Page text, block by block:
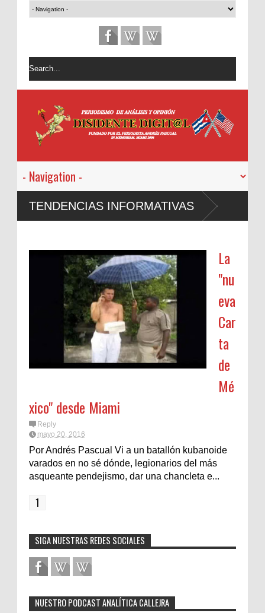
TENDENCIAS INFORMATIVAS
La
"nu
eva
Car
ta
de
Mé
xico" desde Miami
Reply
mayo 20, 2016
Por Andrés Pascual Vi a un batallón kubanoide
varados en no sé dónde, legionarios del más
asqueante pendejismo, dar una chancleta e...
1
SIGA NUESTRAS REDES SOCIALES
NUESTRO PODCAST ANALÍTICA CALLEJRA